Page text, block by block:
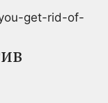
get-rid-of-